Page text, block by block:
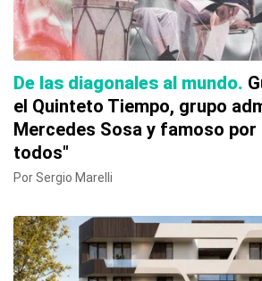
De las diagonales al mundo
el Quinteto Tiempo, grupo
Mercedes Sosa y famoso por
todos"
Por Sergio Marelli